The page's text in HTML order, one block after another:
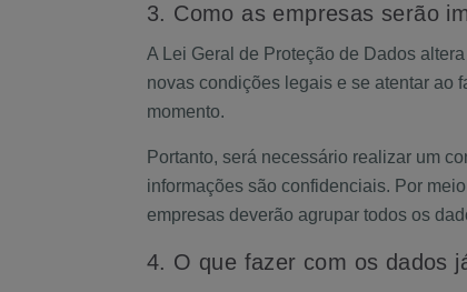
3. Como as empresas serão
A Lei Geral de Proteção de Dados
novas condições legais e se atentar ao
momento.
Portanto, será necessário realizar um
informações são confidenciais. Por
empresas deverão agrupar todos os
4. O que fazer com os dados